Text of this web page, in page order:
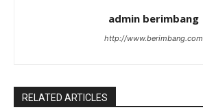
admin berimbang
http://www.berimbang.com
RELATED ARTICLES